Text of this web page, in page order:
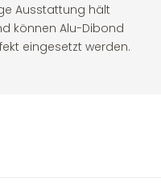
Ausstattung hält
können Alu-Dibond
eingesetzt werden.